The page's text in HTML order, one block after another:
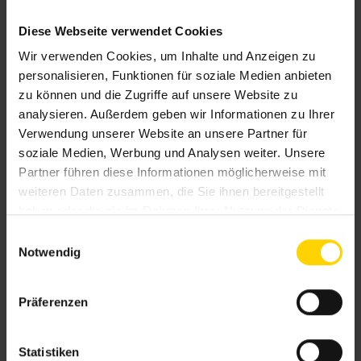
Diese Webseite verwendet Cookies
Wir verwenden Cookies, um Inhalte und Anzeigen zu
personalisieren, Funktionen für soziale Medien anbieten
zu können und die Zugriffe auf unsere Website zu
analysieren. Außerdem geben wir Informationen zu Ihrer
Verwendung unserer Website an unsere Partner für
soziale Medien, Werbung und Analysen weiter. Unsere
Partner führen diese Informationen möglicherweise mit
weiteren Daten zusammen, die Sie ihnen bereitgestellt
Notwendig
Präferenzen
Statistiken
unserer Lamellendächer in
Eltville
In unserem Sortiment bei Sapulowitsch finden Sie
einebreite PaletteanLamellendächern, die
in unterschiedlichen Modellen, Ausführungen,
Farben und Größen verfügbar sind. Wir möchten,
dass Sie das Lamellendach finden, das perfekt zu
direkt an Ihre Hausfassade anschließt – wir haben
Lamellendächer werden speziell nach Ihren
sich nahtlos in das bestehende Ambiente Ihres